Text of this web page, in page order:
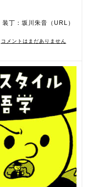
丁：坂川朱音（URL）
コメントはまだありません